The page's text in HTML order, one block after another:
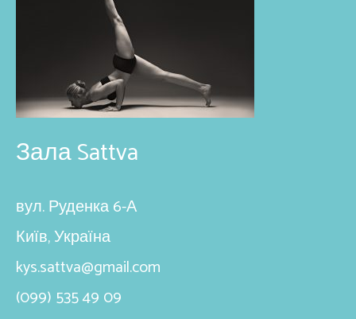
Зала Sattva
вул. Руденка 6-А
Київ, Україна
kys.sattva@gmail.com
(099) 535 49 09